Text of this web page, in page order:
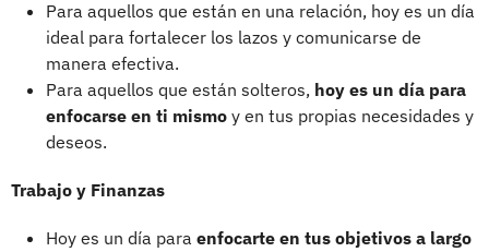
Para aquellos que están en una relación, hoy es un día
ideal para fortalecer los lazos y comunicarse de
manera efectiva.
Para aquellos que están solteros, hoy es un día para
enfocarse en ti mismo y en tus propias necesidades y
deseos.
Trabajo y Finanzas
Hoy es un día para enfocarte en tus objetivos a largo